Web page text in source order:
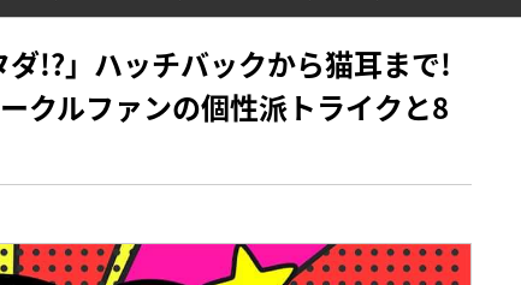
!?」ハッチバックから猫耳まで!
クルファンの個性派トライクと8